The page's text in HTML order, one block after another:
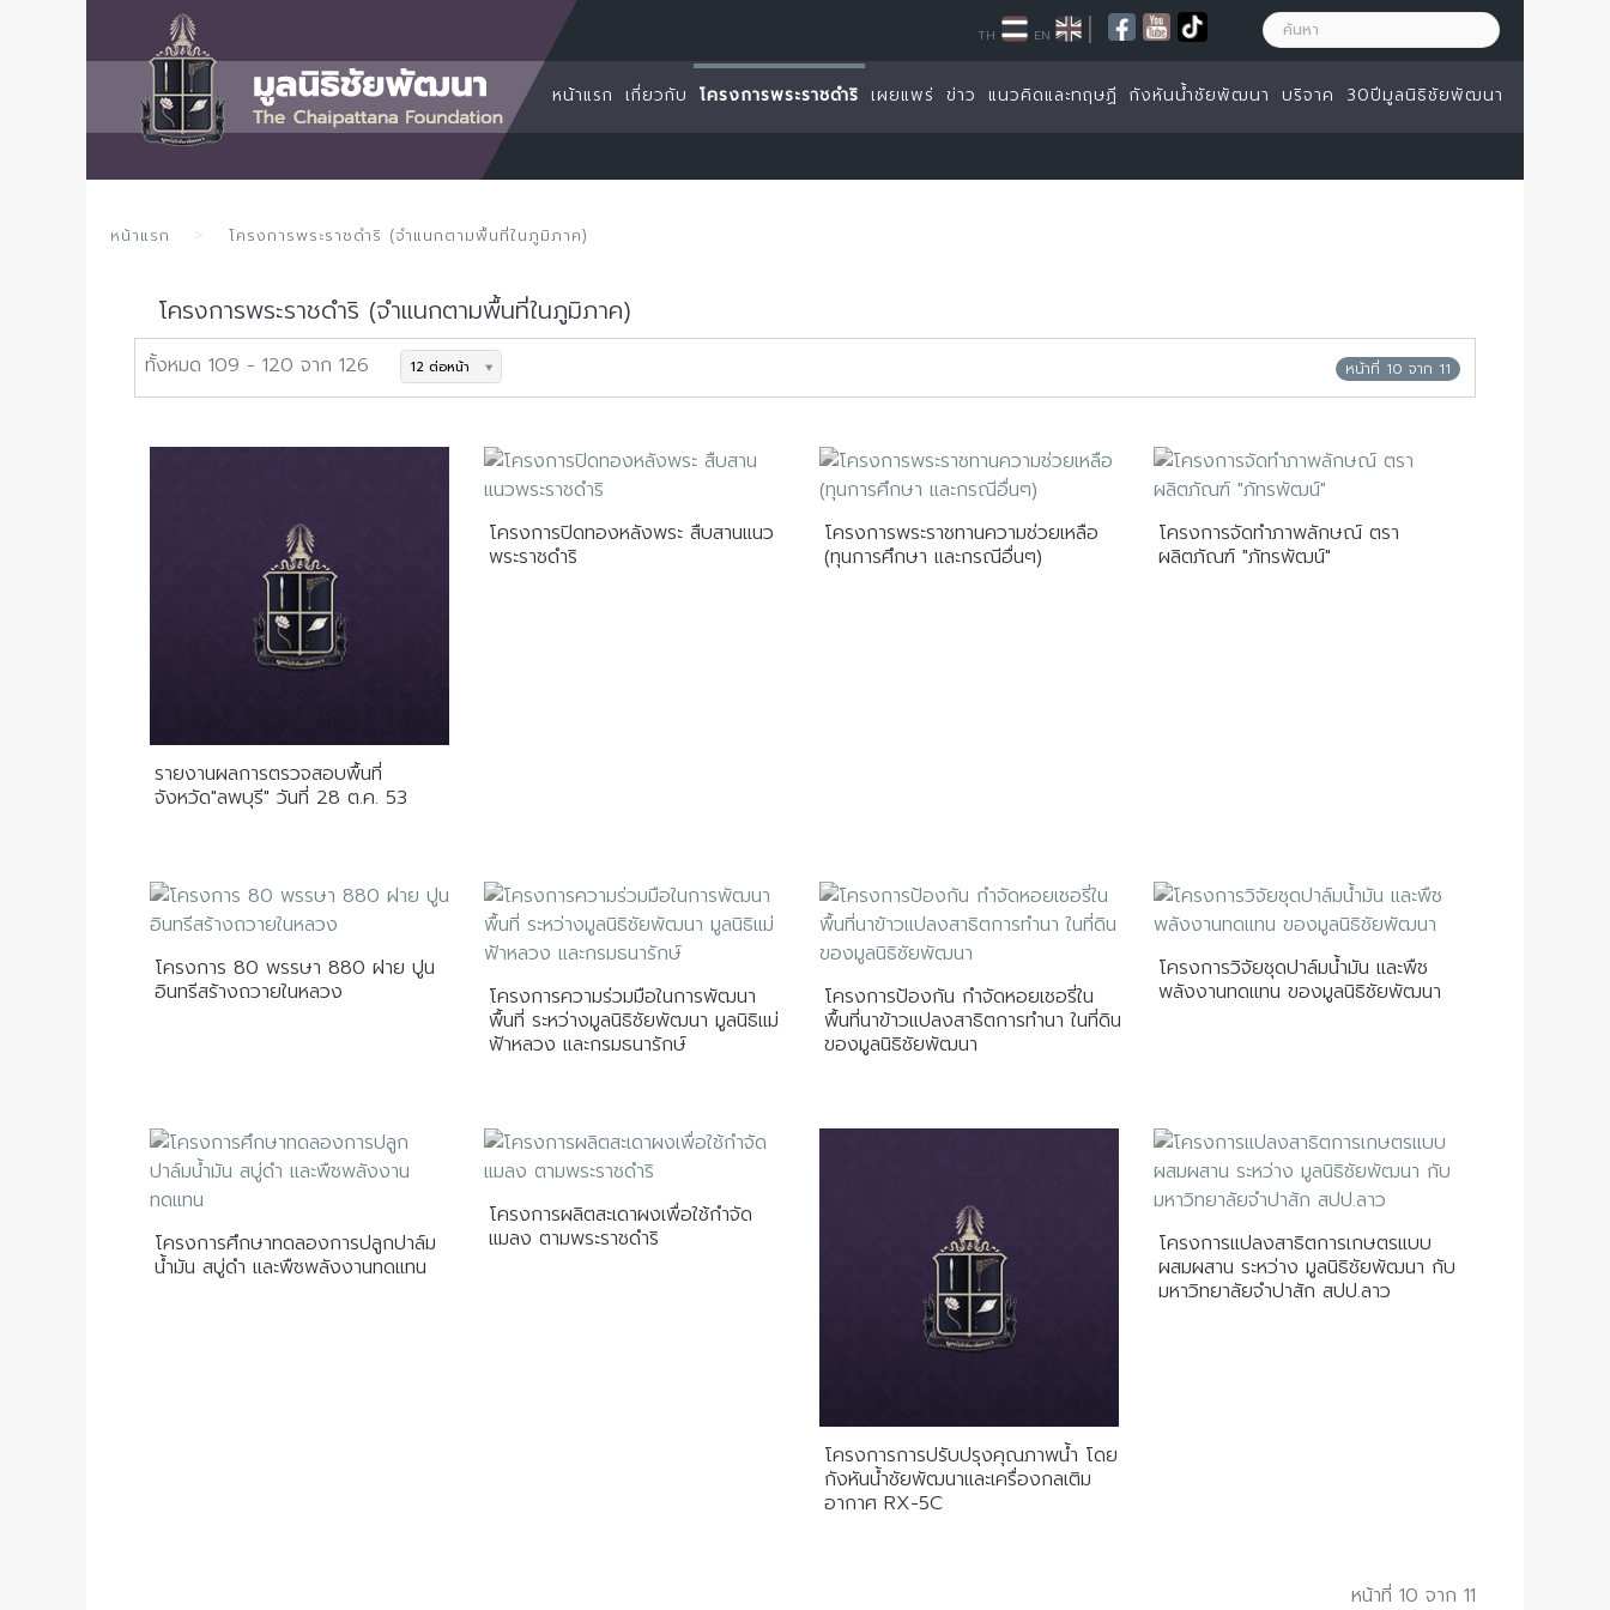
หน้าแรก เกี่ยวกับ โครงการพระราชดำริ เผยแพร่ ข่าว แนวคิดและทฤษฏี กังหันน้ำชัยพัฒนา บริจาค 30ปีมูลนิธิชัยพัฒนา
TH EN |
หน้าแรก โครงการพระราชดำริ (จำแนกตามพื้นที่ในภูมิภาค)
โครงการพระราชดำริ (จำแนกตามพื้นที่ในภูมิภาค)
ทั้งหมด 109 - 120 จาก 126 12 ต่อหน้า หน้าที่ 10 จาก 11
รายงานผลการตรวจสอบพื้นที่
จังหวัด"ลพบุรี" วันที่ 28 ต.ค. 53
โครงการปิดทองหลังพระ สืบสานแนว
พระราชดำริ
โครงการพระราชทานความช่วยเหลือ
(ทุนการศึกษา และกรณีอื่นๆ)
โครงการจัดทำภาพลักษณ์ ตรา
ผลิตภัณฑ์ "ภัทรพัฒน์"
โครงการ 80 พรรษา 880 ฝาย ปูน
อินทรีสร้างถวายในหลวง
โครงการความร่วมมือในการพัฒนา
พื้นที่ ระหว่างมูลนิธิชัยพัฒนา มูลนิธิแม่
ฟ้าหลวง และกรมธนารักษ์
โครงการป้องกัน กำจัดหอยเชอรี่ใน
พื้นที่นาข้าวแปลงสาธิตการทำนา ในที่ดิน
ของมูลนิธิชัยพัฒนา
โครงการวิจัยชุดปาล์มน้ำมัน และพืช
พลังงานทดแทน ของมูลนิธิชัยพัฒนา
โครงการศึกษาทดลองการปลูกปาล์ม
น้ำมัน สบู่ดำ และพืชพลังงานทดแทน
โครงการผลิตสะเดาผงเพื่อใช้กำจัด
แมลง ตามพระราชดำริ
โครงการการปรับปรุงคุณภาพน้ำ โดย
กังหันน้ำชัยพัฒนาและเครื่องกลเติม
อากาศ RX-5C
โครงการแปลงสาธิตการเกษตรแบบ
ผสมผสาน ระหว่าง มูลนิธิชัยพัฒนา กับ
มหาวิทยาลัยจำปาสัก สปป.ลาว
หน้าที่ 10 จาก 11